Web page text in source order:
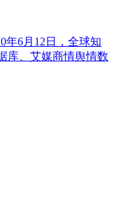
年6月12日，全球知
库、艾媒商情舆情数